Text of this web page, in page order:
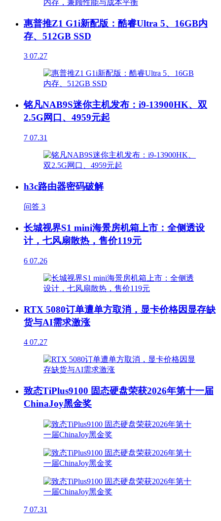
惠普推Z1 G1i新配版：酷睿Ultra 5、16GB内
存、512GB SSD
3 07.27
铭凡NAB9S迷你主机发布：i9-13900HK、双
2.5G网口、4959元起
7 07.31
h3c路由器密码破解
问答 3
长城视界S1 mini海景房机箱上市：全侧透设
计，七风扇散热，售价119元
6 07.26
RTX 5080订单遭单方取消，显卡价格因显存缺
货与AI需求激涨
4 07.27
致态TiPlus9100 固态硬盘荣获2026年第十一届
ChinaJoy黑金奖
7 07.31